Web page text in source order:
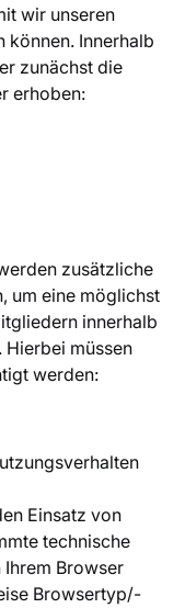
wir unseren
können. Innerhalb
zunächst die
erhoben:
zusätzliche
um eine möglichst
innerhalb
müssen
werden:
Einsatz von
technische
Browser
Browsertyp/-